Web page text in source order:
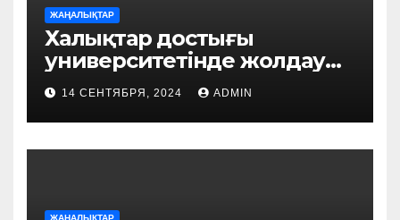
ЖАҢАЛЫҚТАР
Халықтар достығы
университетінде жолдау
талқыланды
14 СЕНТЯБРЯ, 2024 ADMIN
ЖАҢАЛЫҚТАР